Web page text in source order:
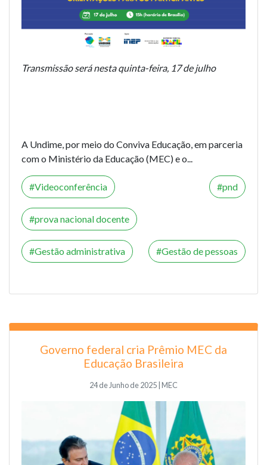
Transmissão será nesta quinta-feira, 17 de julho
A Undime, por meio do Conviva Educação, em parceria
com o Ministério da Educação (MEC) e o...
Videoconferência pnd
prova nacional docente
Gestão administrativa Gestão de pessoas
Governo federal cria Prêmio MEC da
Educação Brasileira
24 de Junho de 2025 | MEC